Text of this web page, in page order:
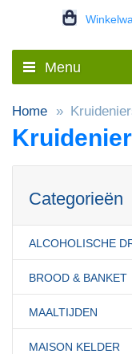
Menu
Home
Categorieën
ALCOHOLISCHE
BROOD & BANKET
MAALTIJDEN
MAISON KELDER